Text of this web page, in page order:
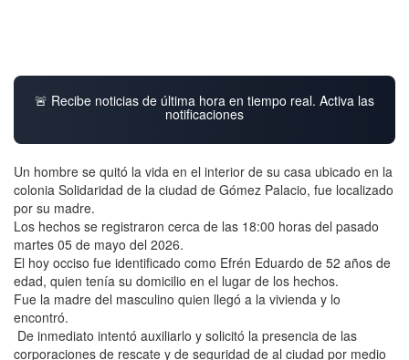
🚨 Recibe noticias de última hora en tiempo real. Activa las
notificaciones
Un hombre se quitó la vida en el interior de su casa ubicado en la
colonia Solidaridad de la ciudad de Gómez Palacio, fue localizado
por su madre.
Los hechos se registraron cerca de las 18:00 horas del pasado
martes 05 de mayo del 2026.
El hoy occiso fue identificado como Efrén Eduardo de 52 años de
edad, quien tenía su domicilio en el lugar de los hechos.
Fue la madre del masculino quien llegó a la vivienda y lo
encontró.
De inmediato intentó auxiliarlo y solicitó la presencia de las
corporaciones de rescate y de seguridad de al ciudad por medio